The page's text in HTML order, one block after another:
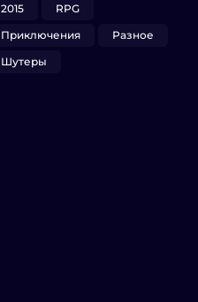
2015
RPG
Приключения
Разное
Шутеры